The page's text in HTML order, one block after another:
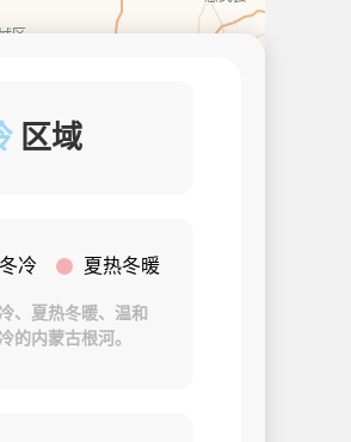
区域
冷 夏热冬暖
、夏热冬暖、温和
的内蒙古根河。